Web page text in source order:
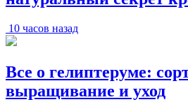
10 часов назад
Все о гелиптеруме:
выращивание и уход